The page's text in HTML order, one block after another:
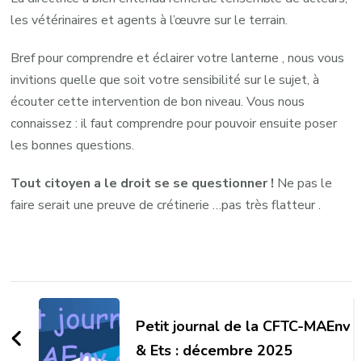
les vétérinaires et agents à l’œuvre sur le terrain.
Bref pour comprendre et éclairer votre lanterne , nous vous
invitions quelle que soit votre sensibilité sur le sujet, à
écouter cette intervention de bon niveau. Vous nous
connaissez : il faut comprendre pour pouvoir ensuite poser
les bonnes questions.
Tout citoyen a le droit se se questionner ! Ne pas le
faire serait une preuve de crétinerie …pas très flatteur .
Navigation
d'article
Petit journal de la CFTC-MAEnv
& Ets : décembre 2025